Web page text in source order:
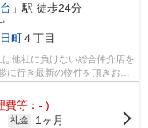
」駅 徒歩24分
町４丁目
他社に負けない総合仲介店を
行き最新の物件を頂きお客
費等：- )
礼金
1ヶ月